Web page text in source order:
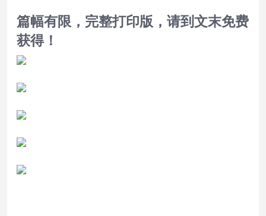
篇幅有限，完整打印版，请到文末免费
获得！